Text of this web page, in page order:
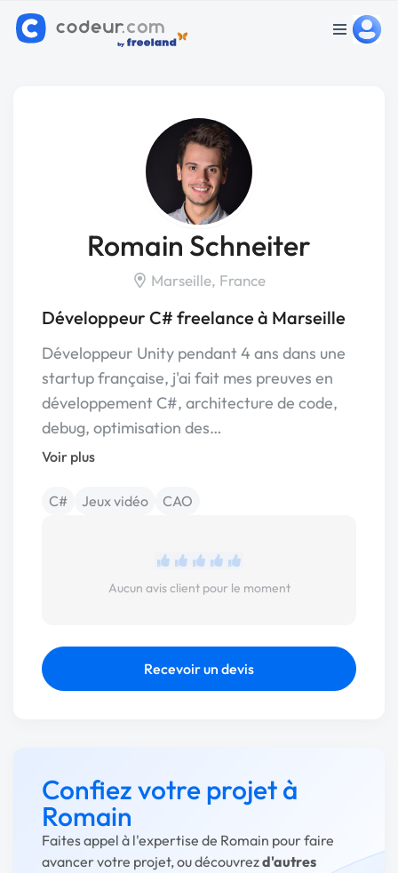
Romain Schneiter
Marseille, France
Développeur C# freelance à Marseille
Développeur Unity pendant 4 ans dans une
startup française, j'ai fait mes preuves en
développement C#, architecture de code,
debug, optimisation des…
Voir plus
C# Jeux vidéo CAO
Aucun avis client pour le moment
Recevoir un devis
Confiez votre projet à
Romain
Faites appel à l'expertise de Romain pour faire
avancer votre projet, ou découvrezd'autres